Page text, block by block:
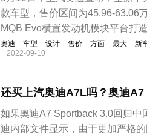
款车型，售价区间为45.96-63.06
MQB Evo横置发动机模块平台打
奥迪 车型 设计 售价 方面 最大 新
2022-09-10
还买上汽奥迪A7L吗？奥迪A7
如果奥迪A7 Sportback 3.0回归
迪内部文件显示，由于更加严格